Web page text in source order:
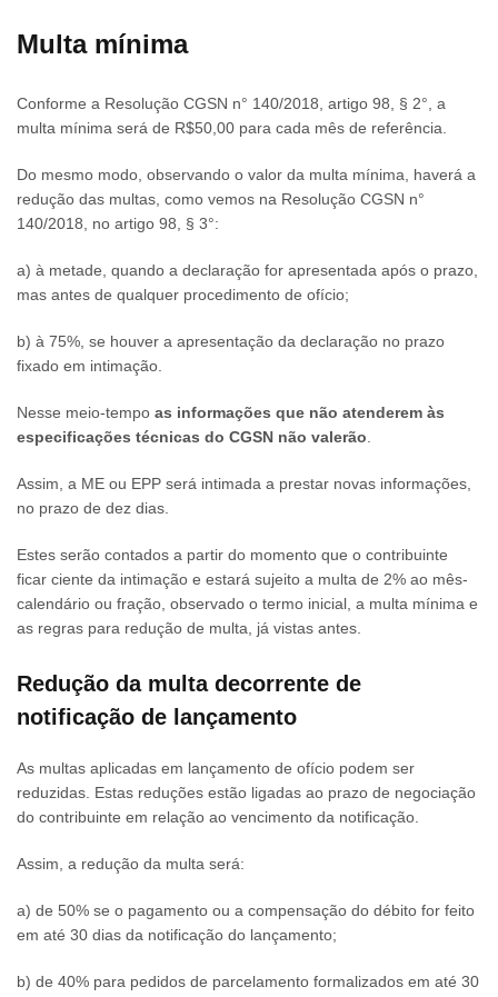
Multa mínima
Conforme a Resolução CGSN n° 140/2018, artigo 98, § 2°, a
multa mínima será de R$50,00 para cada mês de referência.
Do mesmo modo, observando o valor da multa mínima, haverá a
redução das multas, como vemos na Resolução CGSN n°
140/2018, no artigo 98, § 3°:
a) à metade, quando a declaração for apresentada após o prazo,
mas antes de qualquer procedimento de ofício;
b) à 75%, se houver a apresentação da declaração no prazo
fixado em intimação.
Nesse meio-tempo as informações que não atenderem às
especificações técnicas do CGSN não valerão
Assim, a ME ou EPP será intimada a prestar novas informações,
no prazo de dez dias.
Estes serão contados a partir do momento que o contribuinte
ficar ciente da intimação e estará sujeito a multa de 2% ao mês-
calendário ou fração, observado o termo inicial, a multa mínima e
as regras para redução de multa, já vistas antes.
Redução da multa decorrente de
notificação de lançamento
As multas aplicadas em lançamento de ofício podem ser
reduzidas. Estas reduções estão ligadas ao prazo de negociação
do contribuinte em relação ao vencimento da notificação.
Assim, a redução da multa será:
a) de 50% se o pagamento ou a compensação do débito for feito
em até 30 dias da notificação do lançamento;
b) de 40% para pedidos de parcelamento formalizados em até 30